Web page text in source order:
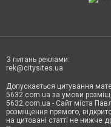
З питань реклами:
rek@citysites.ua
Допускається цитування
5632.com.ua за умови
5632.com.ua - Сайт міста
розміщення прямого,
на цитовані статті не нижче